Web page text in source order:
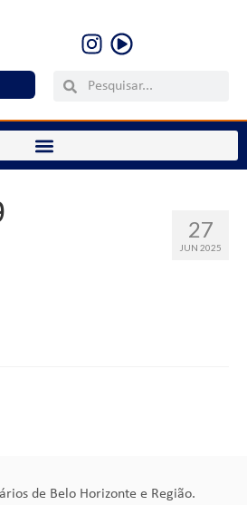
27
JUN 2025
de Belo Horizonte e Região.